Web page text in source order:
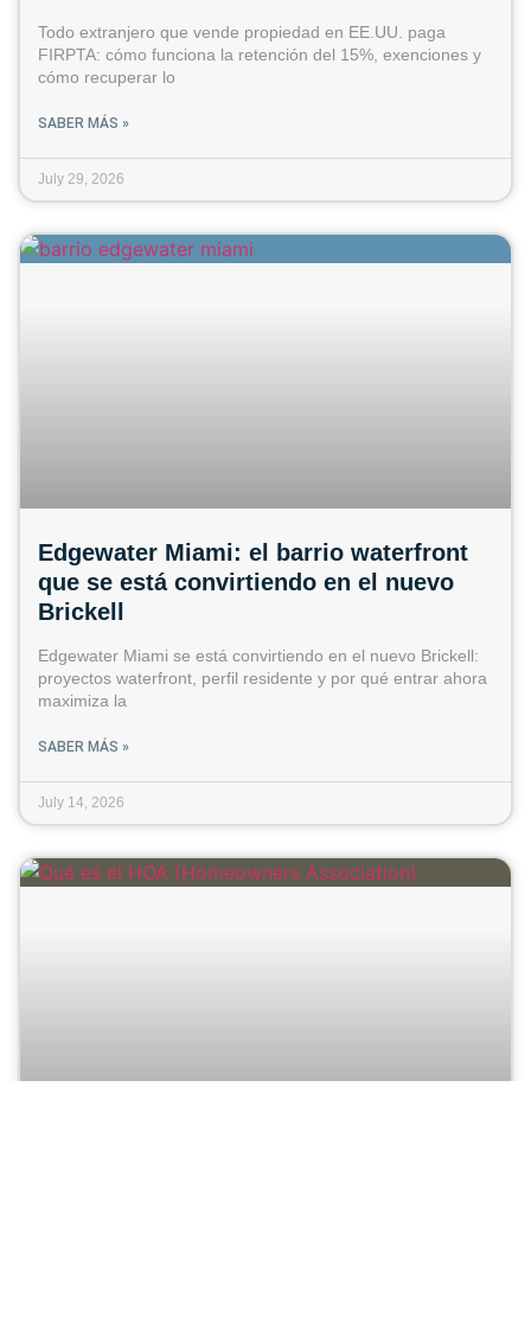
Todo extranjero que vende propiedad en EE.UU. paga
FIRPTA: cómo funciona la retención del 15%, exenciones y
cómo recuperar lo
SABER MÁS »
July 29, 2026
Edgewater Miami: el barrio waterfront
que se está convirtiendo en el nuevo
Brickell
Edgewater Miami se está convirtiendo en el nuevo Brickell:
proyectos waterfront, perfil residente y por qué entrar ahora
maximiza la
SABER MÁS »
July 14, 2026